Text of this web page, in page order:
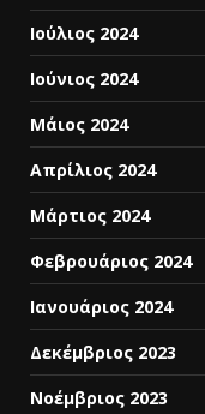
Ιούλιος 2024
Ιούνιος 2024
Μάιος 2024
Απρίλιος 2024
Μάρτιος 2024
Φεβρουάριος 2024
Ιανουάριος 2024
Δεκέμβριος 2023
Νοέμβριος 2023